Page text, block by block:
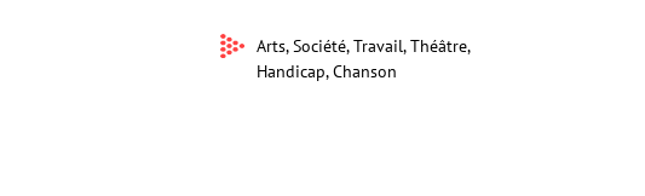
Arts, Société, Travail, Théâtre,
Handicap, Chanson